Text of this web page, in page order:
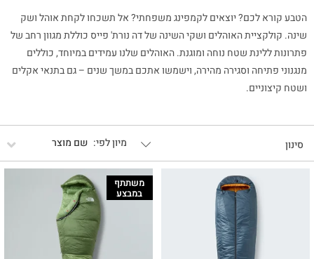
הטבע קורא לכם? יוצאים לקמפינג משפחתי? אל תשכחו לקחת אוהל ושק
שינה. קולקציית האוהלים ושקי השינה של דה נורת' פייס כוללת מגוון רחב של
פתרונות ללינת שטח נוחה ומוגנת. האוהלים שלנו עמידים במיוחד, כוללים
מנגנוני פתיחה וסגירה מהירה, וישמשו אתכם במשך שנים – גם בתנאי אקלים
ושטח קיצוניים.
סינון שם מוצר
משתתף
במבצע